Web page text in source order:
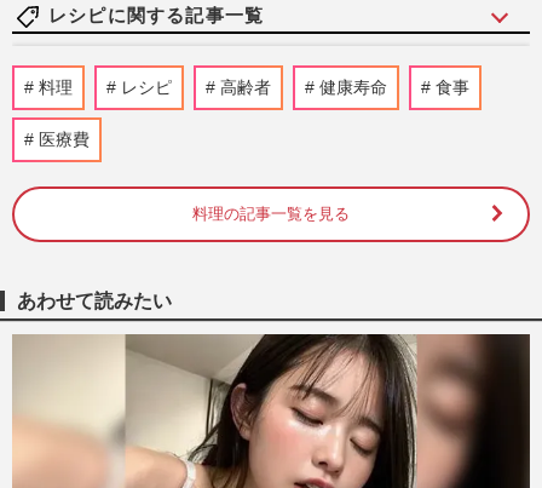
レシピに関する記事一覧
74歳YouTuber・もののはずみさん、99歳
の義母に「特別食は用意しない」家族の健
《泣くことに飽きた》難病・ALS診断を受
けた喫茶店オーナー「子どもたちに“母の
週刊女性2026年5月26日号
《具だくさん減塩スープ11品》洋風からア
ジアンまで「塩分1g以下を実現」栄養士が
教える優しい“減塩レシピ…
週刊女性2026年4月28日・5月5日号 2026/5/4
料理 レシピ 高齢者 健康寿命 食事
医療費
料理の記事一覧を見る
あわせて読みたい